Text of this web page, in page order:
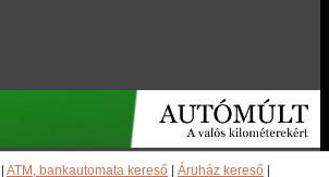
ATM, bankautomata kereső Áruház kereső